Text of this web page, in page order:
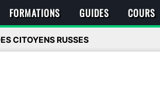
FORMATIONS GUIDES COURS
CITOYENS RUSSES